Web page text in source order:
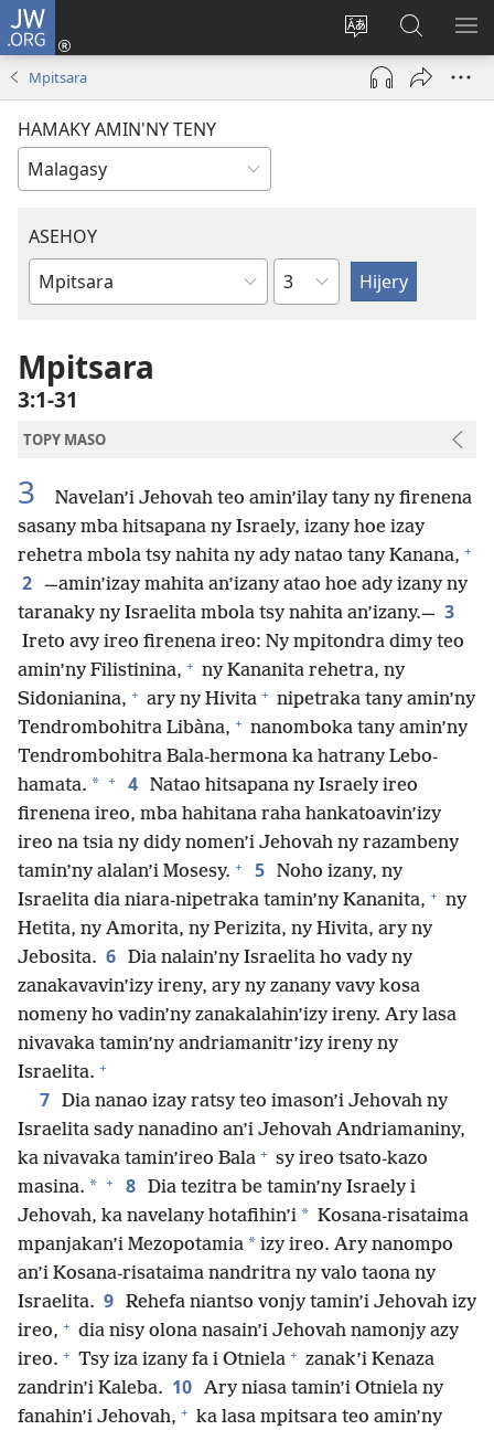
JW.ORG
Hiova
fiteny
Hiditra
(manokatra
rohy)
ato
Amin’ny
Mpitsara
HAMAKY AMIN'NY TENY
ASEHOY
Boky
Amin’ny
Baiboly
Toko
Mpitsara
3:1-31
TOPY MASO
3
Navelan’i Jehovah teo amin’ilay tany ny firenena
sasany mba hitsapana ny Israely, izany hoe izay
rehetra mbola tsy nahita ny ady natao tany Kanana, +
2 —amin’izay mahita an’izany atao hoe ady izany ny
taranaky ny Israelita mbola tsy nahita an’izany.— 3
Ireto avy ireo firenena ireo: Ny mpitondra dimy teo
amin’ny Filistinina, + ny Kananita rehetra, ny
Sidonianina, + ary ny Hivita + nipetraka tany amin’ny
Tendrombohitra Libàna, + nanomboka tany amin’ny
Tendrombohitra Bala-hermona ka hatrany Lebo-
hamata. * + 4 Natao hitsapana ny Israely ireo
firenena ireo, mba hahitana raha hankatoavin’izy
ireo na tsia ny didy nomen’i Jehovah ny razambeny
tamin’ny alalan’i Mosesy. + 5 Noho izany, ny
Israelita dia niara-nipetraka tamin’ny Kananita, + ny
Hetita, ny Amorita, ny Perizita, ny Hivita, ary ny
Jebosita. 6 Dia nalain’ny Israelita ho vady ny
zanakavavin’izy ireny, ary ny zanany vavy kosa
nomeny ho vadin’ny zanakalahin’izy ireny. Ary lasa
nivavaka tamin’ny andriamanitr’izy ireny ny
Israelita. +
7 Dia nanao izay ratsy teo imason’i Jehovah ny
Israelita sady nanadino an’i Jehovah Andriamaniny,
ka nivavaka tamin’ireo Bala + sy ireo tsato-kazo
masina. * + 8 Dia tezitra be tamin’ny Israely i
Jehovah, ka navelany hotafihin’i * Kosana-risataima
mpanjakan’i Mezopotamia * izy ireo. Ary nanompo
an’i Kosana-risataima nandritra ny valo taona ny
Israelita. 9 Rehefa niantso vonjy tamin’i Jehovah izy
ireo, + dia nisy olona nasain’i Jehovah namonjy azy
ireo. + Tsy iza izany fa i Otniela + zanak’i Kenaza
zandrin’i Kaleba. 10 Ary niasa tamin’i Otniela ny
fanahin’i Jehovah, + ka lasa mpitsara teo amin’ny